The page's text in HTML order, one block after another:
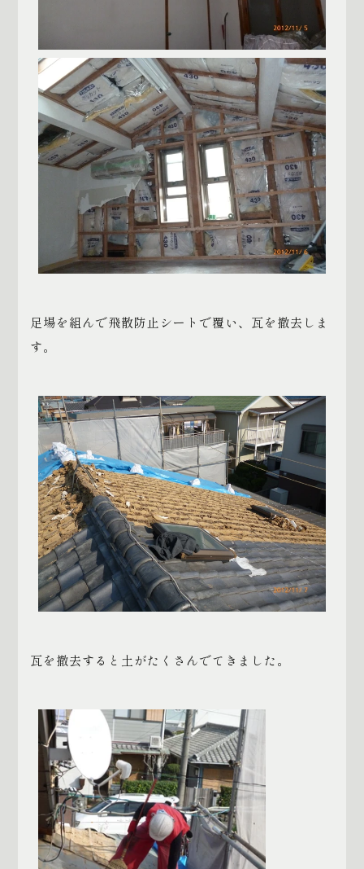
足場を組んで飛散防止シートで覆い、瓦を撤去しま
す。
瓦を撤去すると土がたくさんでてきました。